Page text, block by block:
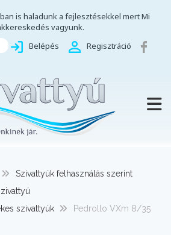
is haladunk a fejlesztésekkel mert Mi
vagyunk.
Belépés Regisztráció
Szivattyúk felhasználás szerint
szivattyúk
Pedrollo VXm 8/35